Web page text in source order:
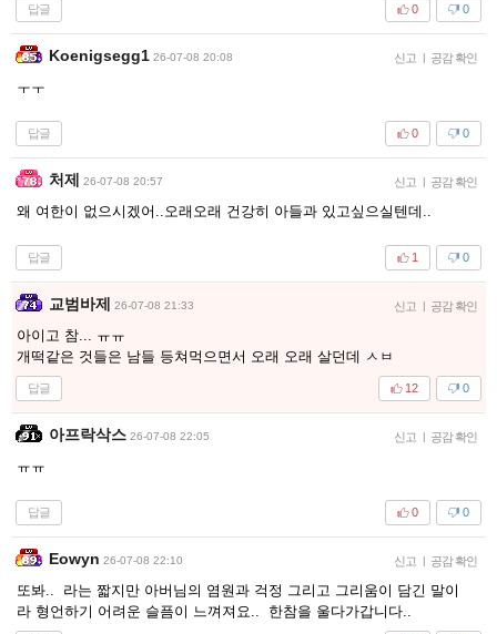
답글 0
0
Koenigsegg1 26-07-08 20:08 신고 | 공감 확인
ㅜㅜ
답글 0
0
처제 26-07-08 20:57 신고 | 공감 확인
왜 여한이 없으시겠어..오래오래 건강히 아들과 있고싶으실텐데..
답글 0
1
교범바제 26-07-08 21:33 신고 | 공감 확인
아이고 참... ㅠㅠ
개떡같은 것들은 남들 등쳐먹으면서 오래 오래 살던데 ㅅㅂ
답글 0
12
아프락삭스 26-07-08 22:05 신고 | 공감 확인
ㅠㅠ
답글 0
0
Eowyn 26-07-08 22:10 신고 | 공감 확인
또봐.. 라는 짧지만 아버님의 염원과 걱정 그리고 그리움이 담긴 말이
라 형언하기 어려운 슬픔이 느껴져요.. 한참을 울다가갑니다..